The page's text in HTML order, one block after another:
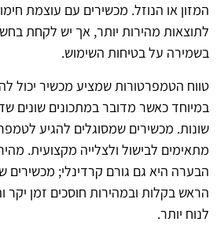
המזון או הנוזל. מכשירים עם עוצמת
לתוצאות מהירות יותר, אך יש לקחת
בשמירה על בטיחות השימוש.
טווח הטמפרטורות שמציע מכשיר יכול
במיוחד כאשר מדובר במתכונים שונים
שונות. מכשירים שמסוגלים להגיע
מתאימים לבישול ולצלייה מקצועית.
הבערה היא גם גורם קרדינלי; מכשירים
הראש בקלות ובמהירות חוסכים זמן יקר
לנוח יותר.